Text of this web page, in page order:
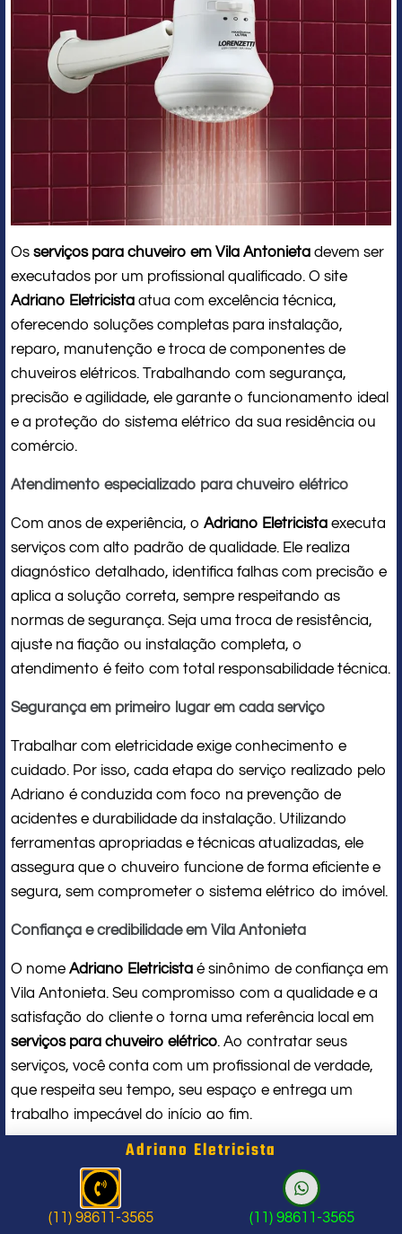
Os serviços para chuveiro em Vila Antonieta devem ser
executados por um profissional qualificado. O site
Adriano Eletricista atua com excelência técnica,
oferecendo soluções completas para instalação,
reparo, manutenção e troca de componentes de
chuveiros elétricos. Trabalhando com segurança,
precisão e agilidade, ele garante o funcionamento ideal
e a proteção do sistema elétrico da sua residência ou
comércio.
Atendimento especializado para chuveiro elétrico
Com anos de experiência, o Adriano Eletricista executa
serviços com alto padrão de qualidade. Ele realiza
diagnóstico detalhado, identifica falhas com precisão e
aplica a solução correta, sempre respeitando as
normas de segurança. Seja uma troca de resistência,
ajuste na fiação ou instalação completa, o
atendimento é feito com total responsabilidade técnica.
Segurança em primeiro lugar em cada serviço
Trabalhar com eletricidade exige conhecimento e
cuidado. Por isso, cada etapa do serviço realizado pelo
Adriano é conduzida com foco na prevenção de
acidentes e durabilidade da instalação. Utilizando
ferramentas apropriadas e técnicas atualizadas, ele
assegura que o chuveiro funcione de forma eficiente e
segura, sem comprometer o sistema elétrico do imóvel.
Confiança e credibilidade em Vila Antonieta
O nome Adriano Eletricista é sinônimo de confiança em
Vila Antonieta. Seu compromisso com a qualidade e a
satisfação do cliente o torna uma referência local em
serviços para chuveiro elétrico. Ao contratar seus
serviços, você conta com um profissional de verdade,
que respeita seu tempo, seu espaço e entrega um
trabalho impecável do início ao fim.
Problema com chuveiro: sinais que
indicam a hora de chamar um
profissional
Adriano Eletricista
(11) 98611-3565 (11) 98611-3565